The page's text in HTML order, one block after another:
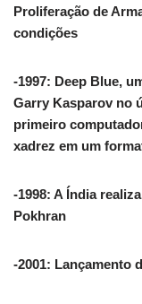
Proliferação de
condições
-1997: Deep Blue,
Garry Kasparov no
primeiro
xadrez em um
-1998: A Índia
Pokhran
-2001: Lançamento